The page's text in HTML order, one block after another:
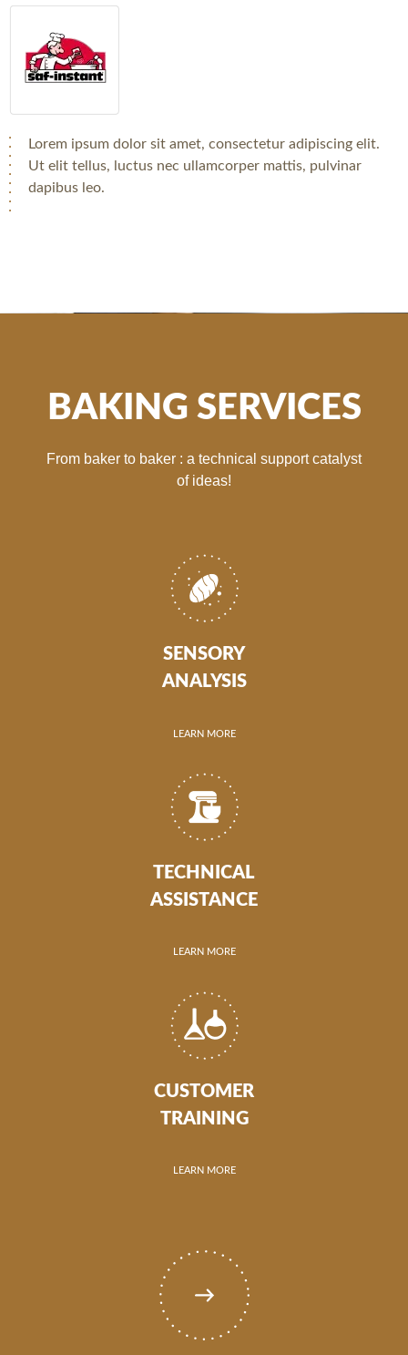
Lorem ipsum dolor sit amet, consectetur adipiscing elit.
Ut elit tellus, luctus nec ullamcorper mattis, pulvinar
dapibus leo.
BAKING SERVICES
From baker to baker : a technical support catalyst
of ideas!
SENSORY
ANALYSIS
LEARN MORE
TECHNICAL
ASSISTANCE
LEARN MORE
CUSTOMER
TRAINING
LEARN MORE